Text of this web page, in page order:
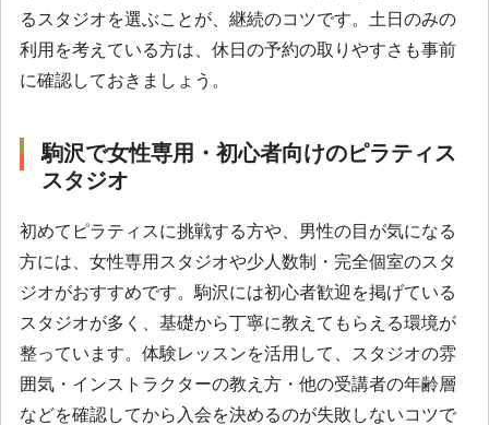
るスタジオを選ぶことが、継続のコツです。土日のみの
利用を考えている方は、休日の予約の取りやすさも事前
に確認しておきましょう。
駒沢で女性専用・初心者向けのピラティス
スタジオ
初めてピラティスに挑戦する方や、男性の目が気になる
方には、女性専用スタジオや少人数制・完全個室のスタ
ジオがおすすめです。駒沢には初心者歓迎を掲げている
スタジオが多く、基礎から丁寧に教えてもらえる環境が
整っています。体験レッスンを活用して、スタジオの雰
囲気・インストラクターの教え方・他の受講者の年齢層
などを確認してから入会を決めるのが失敗しないコツで